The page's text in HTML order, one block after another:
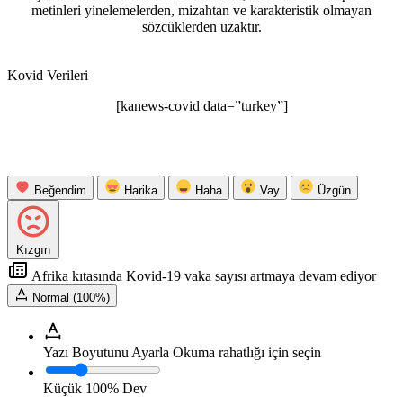
metinleri yinelemelerden, mizahtan ve karakteristik olmayan
sözcüklerden uzaktır.
Kovid Verileri
[kanews-covid data=”turkey”]
Beğendim Harika Haha Vay Üzgün
Kızgın
Afrika kıtasında Kovid-19 vaka sayısı artmaya devam ediyor
Normal (100%)
Yazı Boyutunu Ayarla Okuma rahatlığı için seçin
Küçük 100% Dev